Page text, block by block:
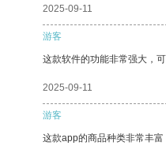
2025-09-11
游客
这款软件的功能非常强大，
2025-09-11
游客
这款app的商品种类非常丰富